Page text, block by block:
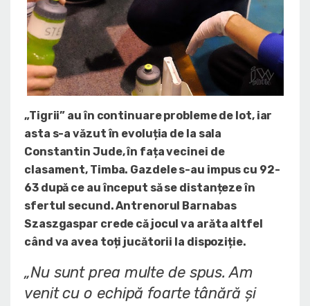
„Tigrii” au în continuare probleme de lot, iar
asta s-a văzut în evoluția de la sala
Constantin Jude, în fața vecinei de
clasament, Timba. Gazdele s-au impus cu 92-
63 după ce au început să se distanțeze în
sfertul secund. Antrenorul Barnabas
Szaszgaspar crede că jocul va arăta altfel
când va avea toți jucătorii la dispoziție.
„Nu sunt prea multe de spus. Am
venit cu o echipă foarte tânără și